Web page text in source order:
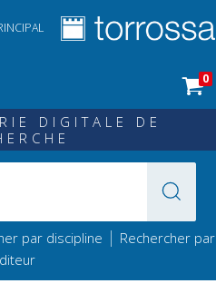
0
DIGITALE DE
par discipline | Rechercher par